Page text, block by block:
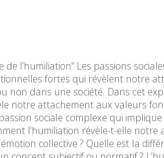
de l’humiliation“ Les passions
fortes qui révèlent notre
non dans une société. Dans cet
notre attachement aux valeurs
sociale complexe qui
l’humiliation révèle-t-elle notre
collective ? Quelle est la